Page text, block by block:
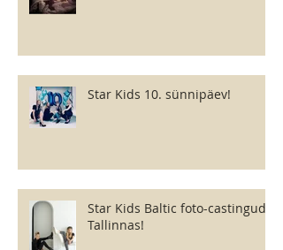
Star Kids 10. sünnipäev!
Star Kids Baltic foto-castingud
Tallinnas!